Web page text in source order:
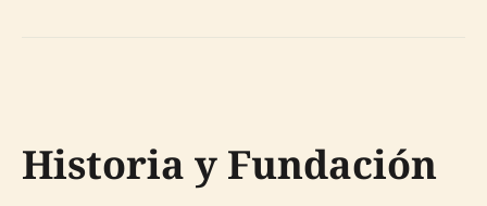
Historia y Fundación